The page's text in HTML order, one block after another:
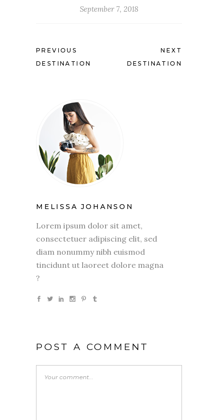
September 7, 2018
PREVIOUS
DESTINATION
NEXT
DESTINATION
MELISSA JOHANSON
Lorem ipsum dolor sit amet,
consectetuer adipiscing elit, sed
diam nonummy nibh euismod
tincidunt ut laoreet dolore magna
?
POST A COMMENT